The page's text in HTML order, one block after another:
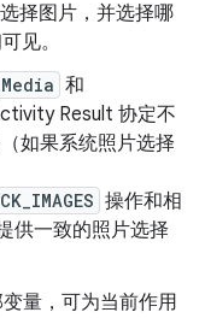
择图片，并选择哪
见。
和
Result 协定不
如果系统照片选择
操作和相
供一致的照片选择
量，可为当前作用